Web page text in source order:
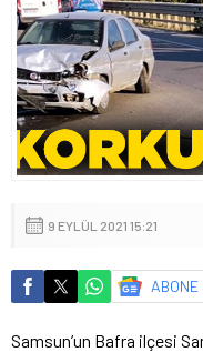
9 EYLÜL 2021 15:21
ABONE
Samsun’un Bafra ilçesi